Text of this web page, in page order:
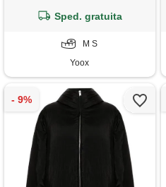
Sped. gratuita
M S
Yoox